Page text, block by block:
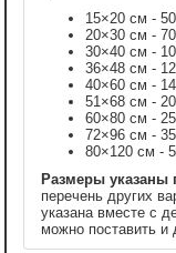
15×20 см -
20×30 см -
30×40 см -
36×48 см -
40×60 см -
51×68 см -
60×80 см -
72×96 см -
80×120 см -
Размеры указаны
перечень других
указана вместе с
можно поставить и